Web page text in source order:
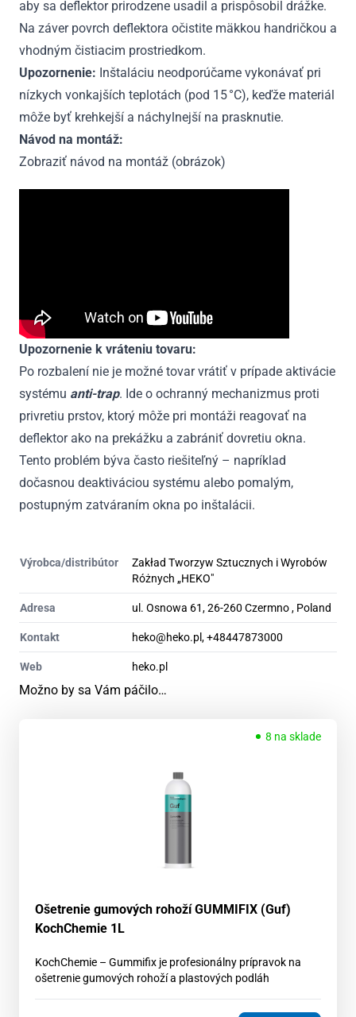
aby sa deflektor prirodzene usadil a prispôsobil drážke.
Na záver povrch deflektora očistite mäkkou handričkou a
vhodným čistiacim prostriedkom.
Upozornenie: Inštaláciu neodporúčame vykonávať pri
nízkych vonkajších teplotách (pod 15 °C), keďže materiál
môže byť krehkejší a náchylnejší na prasknutie.
Návod na montáž:
Zobraziť návod na montáž (obrázok)
Upozornenie k vráteniu tovaru:
Po rozbalení nie je možné tovar vrátiť v prípade aktivácie
systému anti-trap. Ide o ochranný mechanizmus proti
privretiu prstov, ktorý môže pri montáži reagovať na
deflektor ako na prekážku a zabrániť dovretiu okna.
Tento problém býva často riešiteľný – napríklad
dočasnou deaktiváciou systému alebo pomalým,
postupným zatváraním okna po inštalácii.
Výrobca/distribútor
Zakład Tworzyw Sztucznych i Wyrobów
Różnych „HEKO"
Adresa ul. Osnowa 61, 26-260 Czermno , Poland
Kontakt heko@heko.pl, +48447873000
Web heko.pl
Možno by sa Vám páčilo…
8 na sklade
Ošetrenie gumových rohoží GUMMIFIX (Guf)
KochChemie 1L
KochChemie – Gummifix je profesionálny prípravok na
ošetrenie gumových rohoží a plastových podláh